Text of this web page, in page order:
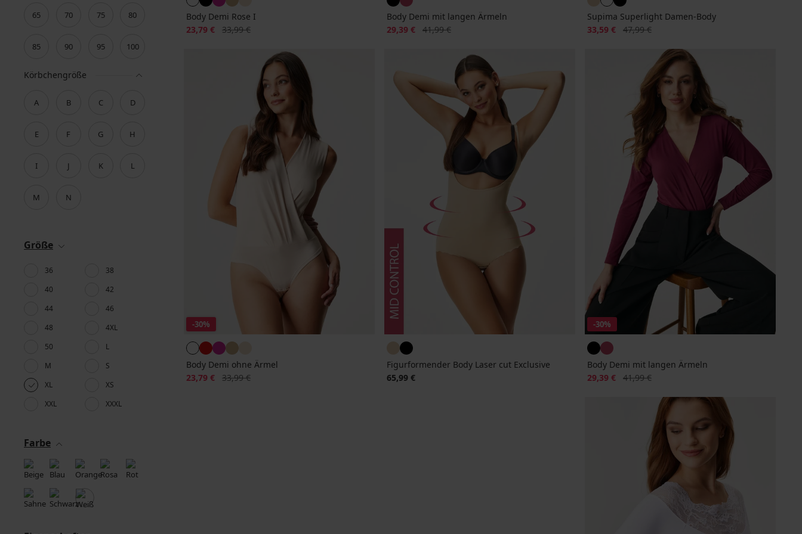
65 70 75 80
85 90 95 100
Körbchengröße
A B C D
E F G H
I J K L
M N
Größe
36
38
40
42
44
46
48
4XL
50
L
M
S
XL
XS
XXL
XXXL
Farbe
Body Demi Rose I
Rabatt
23,79 € Alter Preis
33,99 €
Body Demi mit langen Ärmeln
Rabatt
29,39 € Alter Preis
41,99 €
Supima Superlight Damen-Body
Rabatt
33,59 € Alter Preis
47,99 €
-30%
Body Demi ohne Ärmel
Rabatt
23,79 € Alter Preis
33,99 €
Figurformender Body Laser cut Exclusive
65,99 €
-30%
Body Demi mit langen Ärmeln
Rabatt
29,39 € Alter Preis
41,99 €